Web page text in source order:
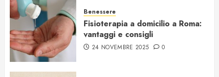
Benessere
Fisioterapia a domicilio a Roma:
vantaggi e consigli
24 NOVEMBRE 2025 0